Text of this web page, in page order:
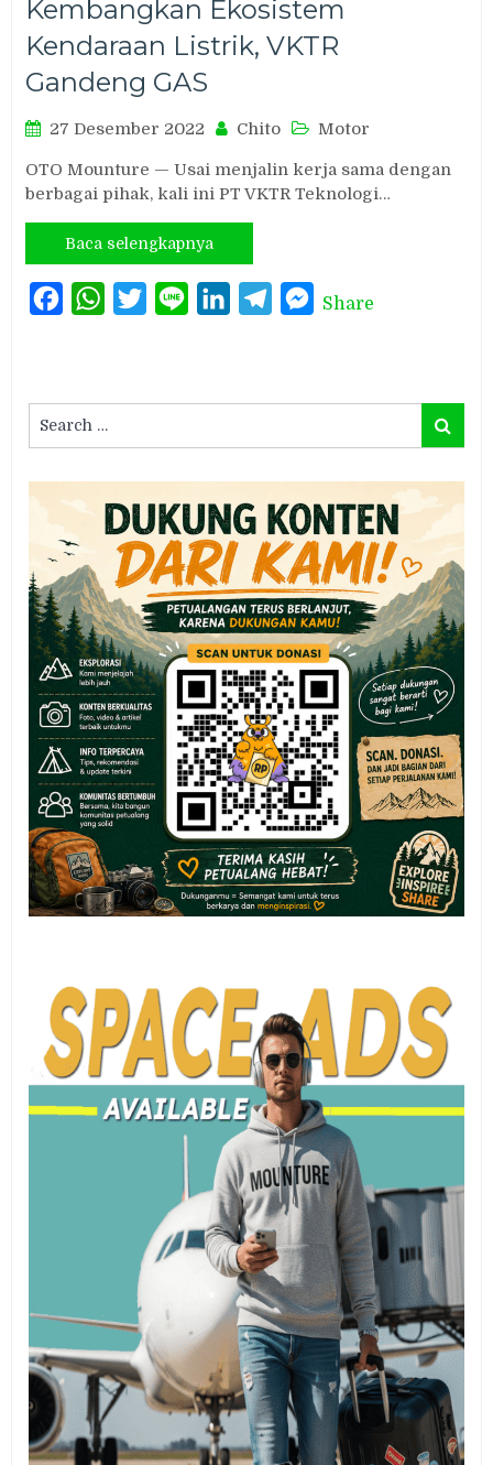
Kembangkan Ekosistem
Kendaraan Listrik, VKTR
Gandeng GAS
27 Desember 2022 Chito Motor
OTO Mounture — Usai menjalin kerja sama dengan
berbagai pihak, kali ini PT VKTR Teknologi…
Baca selengkapnya
FacebookWhatsAppTwitterLine LinkedInTelegramMessenger
Share
for:
Search